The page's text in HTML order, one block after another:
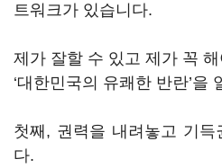
트워크가 있습니다.
제가 잘할 수 있고 제가 꼭
‘대한민국의 유쾌한 반란’을
첫째, 권력을 내려놓고 기득
다.